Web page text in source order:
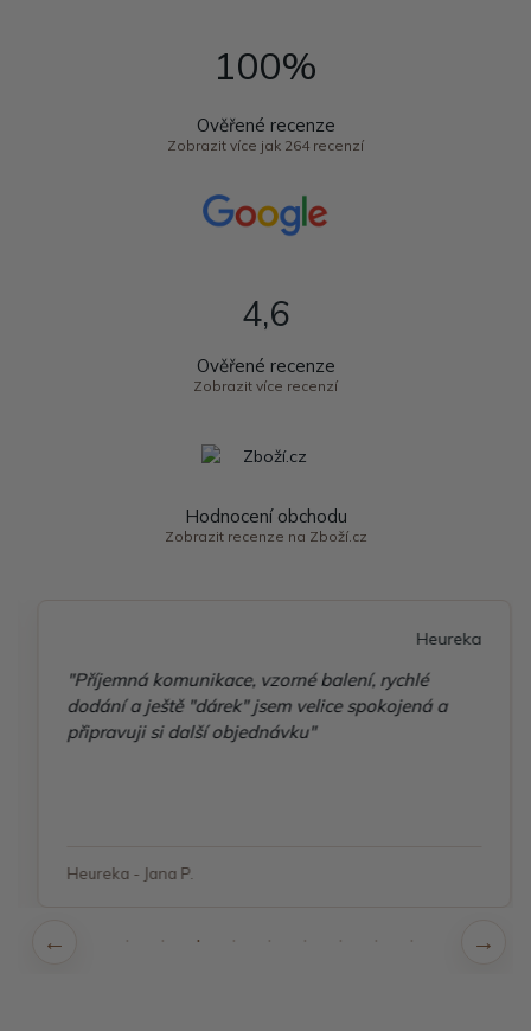
100%
Ověřené recenze
Zobrazit více jak 264 recenzí
4,6
Ověřené recenze
Zobrazit více recenzí
Hodnocení obchodu
Zobrazit recenze na Zboží.cz
Heureka
"Příjemná komunikace, vzorné balení, rychlé
dodání a ještě "dárek" jsem velice spokojená a
připravuji si další objednávku"
Heureka - Jana P.